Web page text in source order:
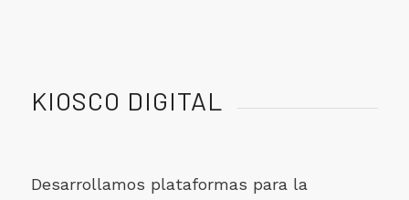
KIOSCO DIGITAL
Desarrollamos plataformas para la